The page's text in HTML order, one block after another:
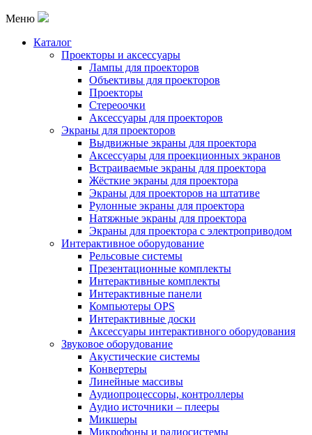
Меню
Каталог
Проекторы и аксессуары
Лампы для проекторов
Объективы для проекторов
Проекторы
Стереоочки
Аксессуары для проекторов
Экраны для проекторов
Выдвижные экраны для проектора
Аксессуары для проекционных экранов
Встраиваемые экраны для проектора
Жёсткие экраны для проектора
Экраны для проекторов на штативе
Рулонные экраны для проектора
Натяжные экраны для проектора
Экраны для проектора с электроприводом
Интерактивное оборудование
Рельсовые системы
Презентационные комплекты
Интерактивные комплекты
Интерактивные панели
Компьютеры OPS
Интерактивные доски
Аксессуары интерактивного оборудования
Звуковое оборудование
Акустические системы
Конвертеры
Линейные массивы
Аудиопроцессоры, контроллеры
Аудио источники – плееры
Микшеры
Микрофоны и радиосистемы